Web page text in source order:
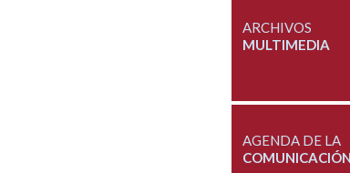
ARCHIVOS
MULTIMEDIA
AGENDA DE LA
COMUNICACIÓN